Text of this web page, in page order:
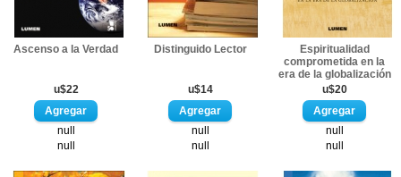
Ascenso a la Verdad
u$22
null
null
Distinguido Lector
u$14
null
null
Espiritualidad
comprometida en la
era de la globalización
u$20
null
null